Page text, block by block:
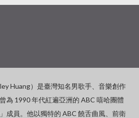
Huang）是臺灣知名男歌手、音樂創作
為 1990 年代紅遍亞洲的 ABC 嘻哈團體
」成員。他以獨特的 ABC 饒舌曲風、前衛